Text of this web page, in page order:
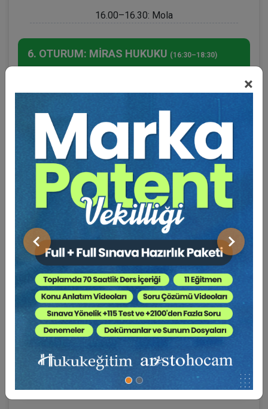
×
Önceki Sonraki
16.00–16.30: Mola
6. OTURUM: MİRAS HUKUKU (16:30–18:30)
Prof. Dr. E. Saba ÖZMEN:
Miras Paylaşım
Sözleşmelerinin Niteliği Ve Uygulama Yanılgıları
Em. Hâkim Emin EROL (İst. BAM 6. HD. E.
Üyesi):Vasiyetnamenin açılması ve iptali
Dr. Öğr. Üyesi Kemale ASLAN:
Miras
Hukukunda Dijital İrade ve Yapay Zekâ Destekli
Vasiyetnameler: Klasik Teorilerden Algoritmik
Miras’a
• 16.30–18.00: Tebliğ Sunumları
• 18.00–18.30: Oturum Değerlendirme (Soru -
Cevap)
Gün 3
27 ARALIK 2025 -
CUMARTESİ
Aile Hukuku ve Mal Rejimi Hukuku